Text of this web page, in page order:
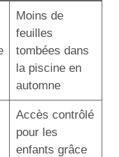
Moins de
feuilles
tombées dans
la piscine en
automne
Accès contrôlé
pour les
enfants grâce